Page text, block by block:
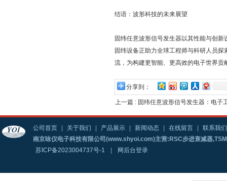
结语：波形科技的未来展望
固纬任意波形信号发生器以其性能与创
固纬设备正助力全球工程师与科研人员
流，为构建更智能、更高效的电子世界贡
分享到：
上一篇 : 固纬任意波形信号发生器：电子
公司首页 关于我们 产品展示 新闻动态 在线留言
联系我们
南京咏仪电子科技有限公司(www.shyoi.com)主营:RSC步进衰减器
苏ICP备2023004737号-1
网后台登录